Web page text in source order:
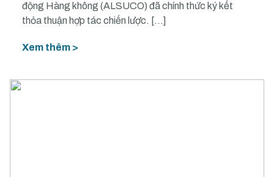
động Hàng không (ALSUCO) đã chính thức ký kết
thỏa thuận hợp tác chiến lược. […]
Xem thêm >